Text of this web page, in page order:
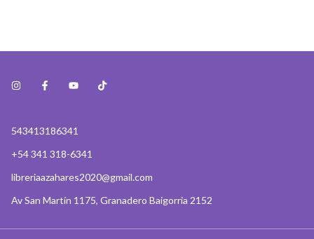
543413186341
+54 341 318-6341
libreriaazahares2020@gmail.com
Av San Martín 1175, Granadero Baigorria 2152